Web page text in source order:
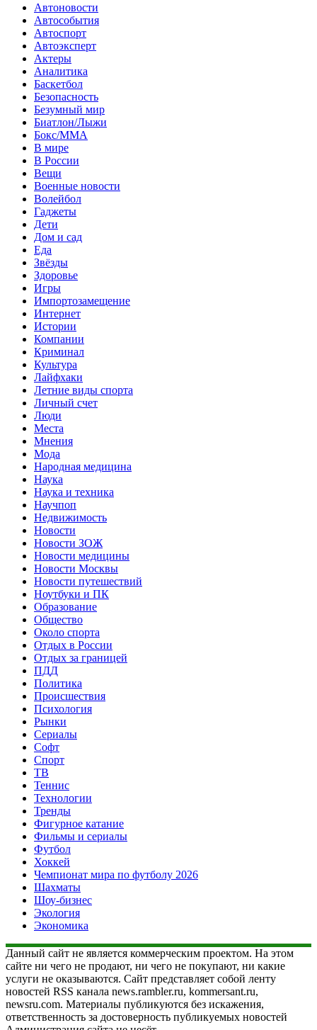
Автоновости
Автособытия
Автоспорт
Автоэксперт
Актеры
Аналитика
Баскетбол
Безопасность
Безумный мир
Биатлон/Лыжи
Бокс/MMA
В мире
В России
Вещи
Военные новости
Волейбол
Гаджеты
Дети
Дом и сад
Еда
Звёзды
Здоровье
Игры
Импортозамещение
Интернет
Истории
Компании
Криминал
Культура
Лайфхаки
Летние виды спорта
Личный счет
Люди
Места
Мнения
Мода
Народная медицина
Наука
Наука и техника
Научпоп
Недвижимость
Новости
Новости ЗОЖ
Новости медицины
Новости Москвы
Новости путешествий
Ноутбуки и ПК
Образование
Общество
Около спорта
Отдых в России
Отдых за границей
ПДД
Политика
Происшествия
Психология
Рынки
Сериалы
Софт
Спорт
ТВ
Теннис
Технологии
Тренды
Фигурное катание
Фильмы и сериалы
Футбол
Хоккей
Чемпионат мира по футболу 2026
Шахматы
Шоу-бизнес
Экология
Экономика
Данный сайт не является коммерческим проектом. На этом
сайте ни чего не продают, ни чего не покупают, ни какие
услуги не оказываются. Сайт представляет собой ленту
новостей RSS канала news.rambler.ru, kommersant.ru,
newsru.com. Материалы публикуются без искажения,
ответственность за достоверность публикуемых новостей